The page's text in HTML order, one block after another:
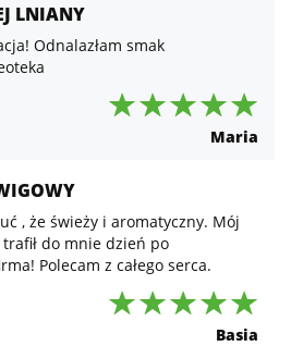
LNIANY
Odnalazłam smak
Maria
, że świeży i aromatyczny. Mój
do mnie dzień po
Polecam z całego serca.
Basia